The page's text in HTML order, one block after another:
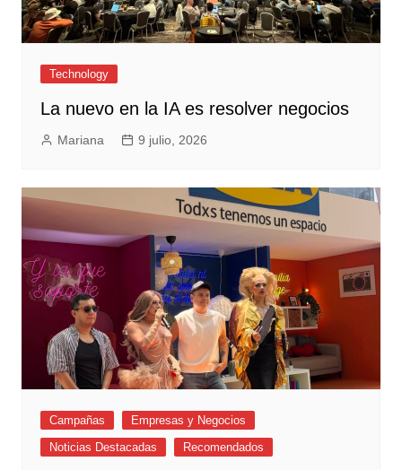
Technology
La nuevo en la IA es resolver negocios
Mariana 9 julio, 2026
Campañas
Empresas y Negocios
Noticias Destacadas
Recomendados